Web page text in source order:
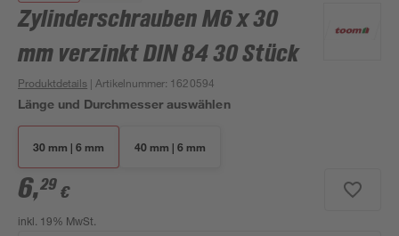
Zylinderschrauben M6 x 30
mm verzinkt DIN 84 30 Stück
Produktdetails | Artikelnummer: 1620594
Länge und Durchmesser auswählen
30 mm | 6 mm 40 mm | 6 mm
6,29 €
inkl. 19% MwSt.